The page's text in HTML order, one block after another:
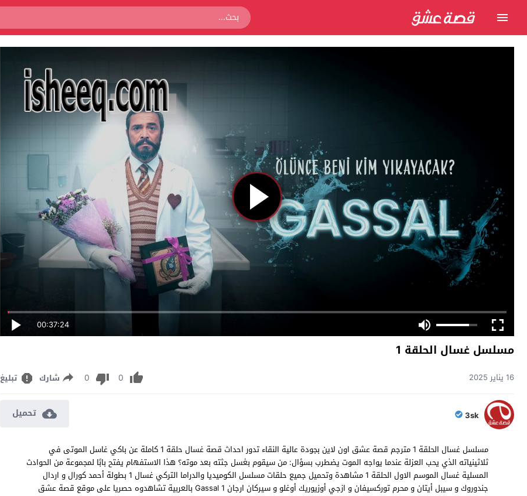
00:37:24
مسلسل غسال الحلقة 1
16 يناير 2025 0
0 شارك تبليغ
3sk تحميل
مسلسل غسال الحلقة 1 مترجم قصة عشق اون لاين بجودة عالية النقاء تدور احداث قصة غسال حلقة 1 كاملة عن باكي غاسل الموتى في
ثلاثينياته الذي يحب العزلة عندما يواجه الموت يضطرب بسؤال: من سيقوم بغسل جثته بعد موته؟ هذا الاستفهام يفتح بابًا لمجموعة من الحوادث
المسلية غسال الموسم الاول الحلقة 1 مشاهدة وتحميل جميع حلقات مسلسل الكوميديا والدراما التركي غسال 1 بطولة أحمد كورال و اردال
جندوروك و سيبل أيتان و محرم توركسيفان و ازجي أوزيوريك أوغلو و سيركان ارجان Gassal 1 بالعربية تشاهدوه حصريا على موقع قصة عشق